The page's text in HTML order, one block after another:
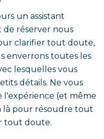
un assistant
de réserver nous
clarifier tout doute,
enverrons toutes les
lesquelles vous
détails. Ne vous
l'expérience (et même
là pour résoudre tout
tout doute.